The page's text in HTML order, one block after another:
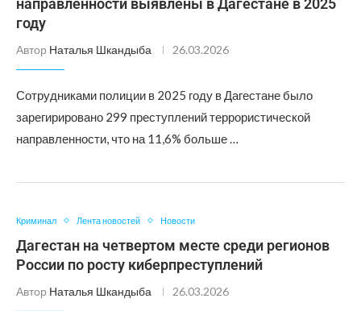
направленности выявлены в Дагестане в 2025
году
Автор Наталья Шкандыба 26.03.2026
Сотрудниками полиции в 2025 году в Дагестане было
зарегирировано 299 преступлений террористической
направленности, что на 11,6% больше …
Криминал Лента новостей Новости
Дагестан на четвертом месте среди регионов
России по росту киберпреступлений
Автор Наталья Шкандыба 26.03.2026